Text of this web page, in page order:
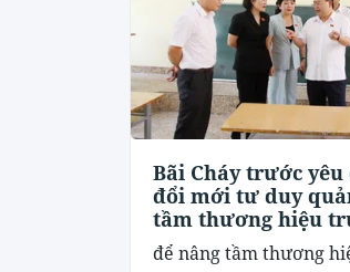
Bãi Cháy trước
đổi mới tư duy
tầm thương hiệu
để nâng tầm thương